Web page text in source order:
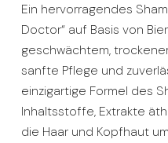
Ein hervorragendes
Doctor“ auf Basis von
geschwächtem,
sanfte Pflege und
einzigartige Formel des
Inhaltsstoffe, Extrakte
die Haar und Kopfhaut